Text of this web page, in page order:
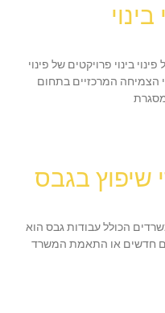
בינוי פרויקטים של פינוי
הצמיחה המרכזיים בתחום
שיפוץ בגבס
הכולל עבודות גבס הוא
חדשים או התאמת המשרד